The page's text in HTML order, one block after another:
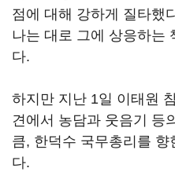
점에 대해 강하게 질타했
나는 대로 그에 상응하는
다.
하지만 지난 1일 이태원
견에서 농담과 웃음기 등
큼, 한덕수 국무총리를
다.